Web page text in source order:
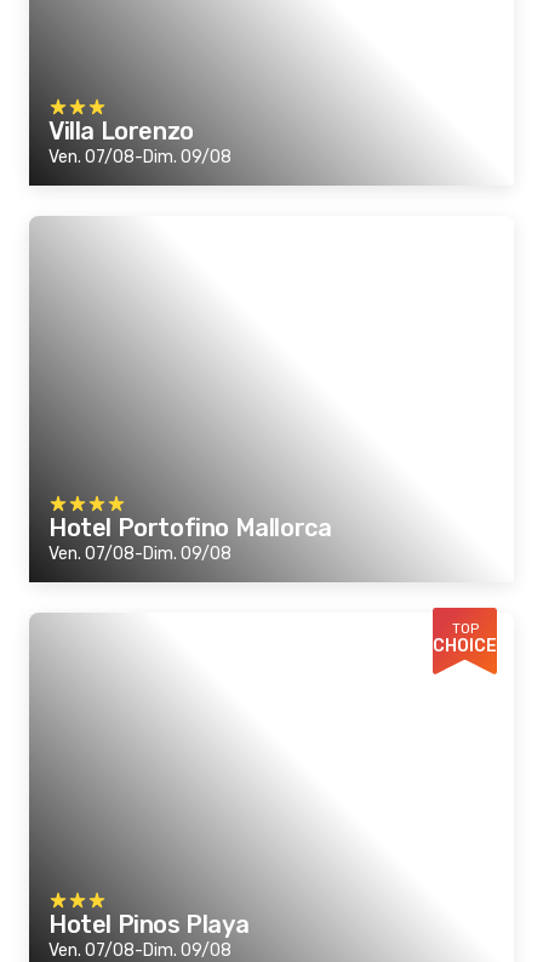
Villa Lorenzo
Ven. 07/08-Dim. 09/08
Hotel Portofino Mallorca
Ven. 07/08-Dim. 09/08
TOP
CHOICE
Hotel Pinos Playa
Ven. 07/08-Dim. 09/08